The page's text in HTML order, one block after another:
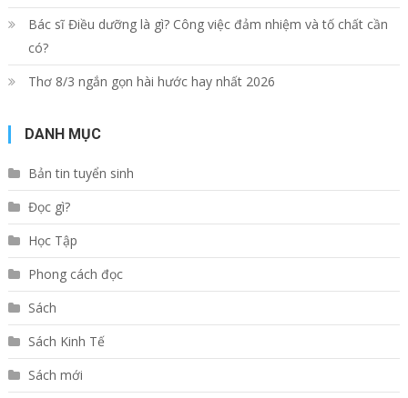
Bác sĩ Điều dưỡng là gì? Công việc đảm nhiệm và tố chất cần
có?
Thơ 8/3 ngắn gọn hài hước hay nhất 2026
DANH MỤC
Bản tin tuyển sinh
Đọc gì?
Học Tập
Phong cách đọc
Sách
Sách Kinh Tế
Sách mới